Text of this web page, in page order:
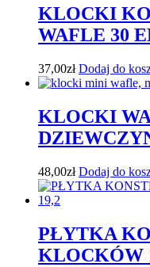
KLOCKI
WAFLE 30
37,00zł Dodaj do
KLOCKI
48,00zł Dodaj do
PŁYTKA
KLOCKÓW